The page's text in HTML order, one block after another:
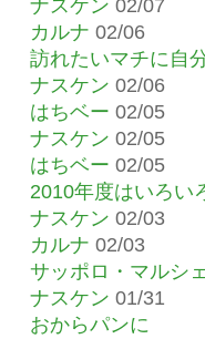
ナスケン 02/07
カルナ 02/06
訪れたいマチに自
ナスケン 02/06
はちベー 02/05
ナスケン 02/05
はちベー 02/05
2010年度はいろい
ナスケン 02/03
カルナ 02/03
サッポロ・マルシ
ナスケン 01/31
おからパンに